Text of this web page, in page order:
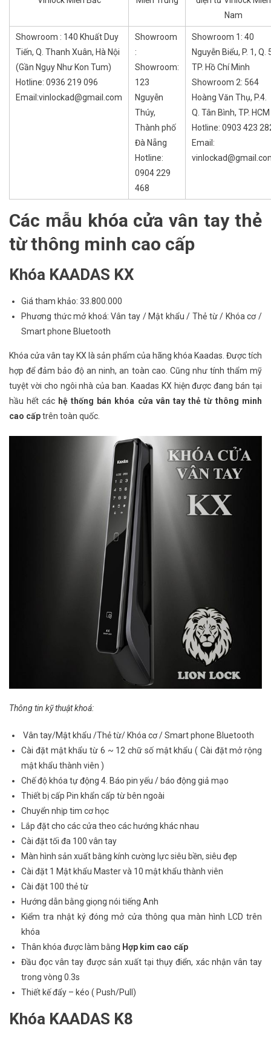
Nam
Showroom : 140 Khuất Duy
Tiến, Q. Thanh Xuân, Hà Nội
(Gần Ngụy Như Kon Tum)
Hotline: 0936 219 096
Email:vinlockad@gmail.com
Showroom
:
Showroom:
123
Nguyễn
Thúy,
Thành phố
Đà Nẵng
Hotline:
0904 229
468
Showroom 1: 40
Nguyễn Biểu, P. 1, Q.
TP. Hồ Chí Minh
Showroom 2: 564
Hoàng Văn Thụ, P.4.
Q. Tân Bình, TP. HCM
Hotline: 0903 423
Email:
Các mẫu khóa cửa vân tay thẻ
từ thông minh cao cấp
Khóa KAADAS KX
Giá tham khảo: 33.800.000
Phương thức mở khoá: Vân tay / Mật khẩu / Thẻ từ / Khóa cơ /
Smart phone Bluetooth
Khóa cửa vân tay KX là sản phẩm của hãng khóa Kaadas. Được tích
hợp để đảm bảo độ an ninh, an toàn cao. Cũng như tính thẩm mỹ
tuyệt vời cho ngôi nhà của ban. Kaadas KX hiện được đang bán tại
hầu hết các hệ thống bán khóa cửa vân tay thẻ từ thông minh
cao cấptrên toàn quốc.
Thông tin kỹ thuật khoá:
Vân tay/Mật khẩu /Thẻ từ/ Khóa cơ / Smart phone Bluetooth
Cài đặt mật khẩu từ 6 ~ 12 chữ số mật khẩu ( Cài đặt mở rộng
mật khẩu thành viên )
Chế độ khóa tự động 4. Báo pin yếu / báo động giả mạo
Thiết bị cấp Pin khẩn cấp từ bên ngoài
Chuyển nhịp tim cơ học
Lắp đặt cho các cửa theo các hướng khác nhau
Cài đặt tối đa 100 vân tay
Màn hình sản xuất bằng kính cường lực siêu bền, siêu đẹp
Cài đặt 1 Mật khẩu Master và 10 mật khẩu thành viên
Cài đặt 100 thẻ từ
Hướng dẫn bằng giọng nói tiếng Anh
Kiểm tra nhật ký đóng mở cửa thông qua màn hình LCD trên
khóa
Thân khóa được làm bằng Hợp kim cao cấp
Đầu đọc vân tay được sản xuất tại thụy điển, xác nhận vân tay
trong vòng 0.3s
Thiết kế đẩy – kéo ( Push/Pull)
Khóa KAADAS K8